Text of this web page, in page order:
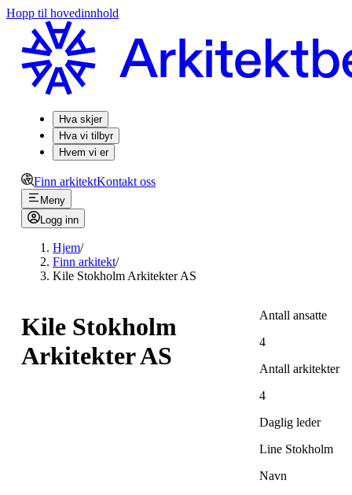
Hopp til hovedinnhold
Hva skjer
Hva vi tilbyr
Hvem vi er
Finn arkitektKontakt oss
Meny
Logg inn
Hjem/
Finn arkitekt/
Kile Stokholm Arkitekter AS
Kile Stokholm
Arkitekter AS
Antall ansatte
4
Antall arkitekter
4
Daglig leder
Line Stokholm
Navn